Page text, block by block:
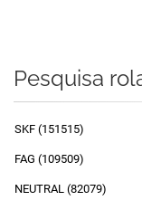
Pesquisa
SKF (151515)
FAG (109509)
NEUTRAL (82079)